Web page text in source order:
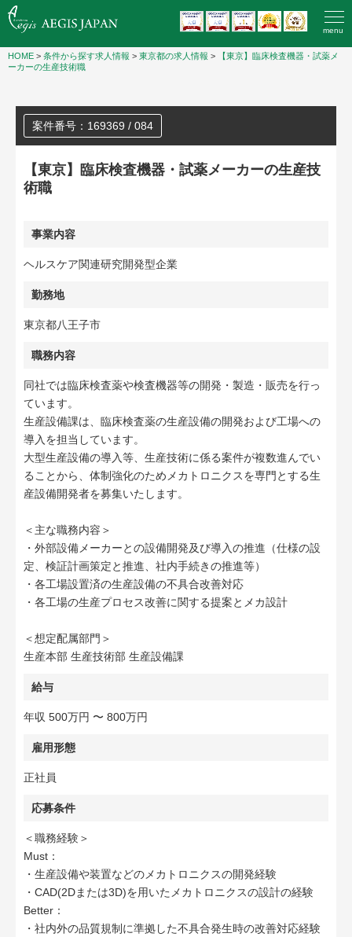
menu
HOME > 条件から探す求人情報 > 東京都の求人情報 >
【東京】臨床検査機器・試薬メ
ーカーの生産技術職
案件番号：169369 / 084
【東京】臨床検査機器・試薬メーカーの生産技
術職
事業内容
ヘルスケア関連研究開発型企業
勤務地
東京都八王子市
職務内容
同社では臨床検査薬や検査機器等の開発・製造・販売を行っ
ています。
生産設備課は、臨床検査薬の生産設備の開発および工場への
導入を担当しています。
大型生産設備の導入等、生産技術に係る案件が複数進んでい
ることから、体制強化のためメカトロニクスを専門とする生
産設備開発者を募集いたします。
＜主な職務内容＞
・外部設備メーカーとの設備開発及び導入の推進（仕様の設
定、検証計画策定と推進、社内手続きの推進等）
・各工場設置済の生産設備の不具合改善対応
・各工場の生産プロセス改善に関する提案とメカ設計
＜想定配属部門＞
生産本部 生産技術部 生産設備課
給与
年収 500万円 〜 800万円
雇用形態
正社員
応募条件
＜職務経験＞
Must：
・生産設備や装置などのメカトロニクスの開発経験
・CAD(2Dまたは3D)を用いたメカトロニクスの設計の経験
Better：
・社内外の品質規制に準拠した不具合発生時の改善対応経験